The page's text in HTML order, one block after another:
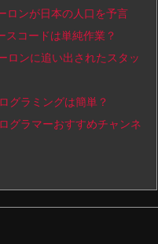
ンが日本の人口を予言
コードは単純作業？
ンに追い出されたスタッ
ラミングは簡単？
ラマーおすすめチャンネ